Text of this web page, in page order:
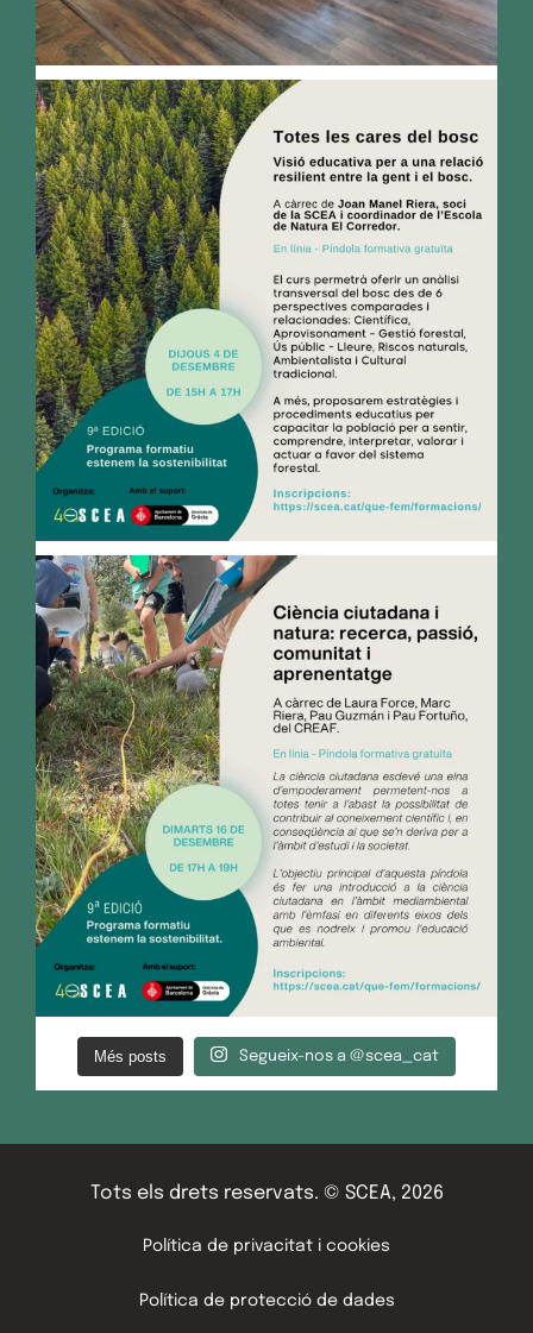
Més posts Segueix-nos a @scea_cat
Tots els drets reservats. © SCEA, 2026
Política de privacitat i cookies
Política de protecció de dades